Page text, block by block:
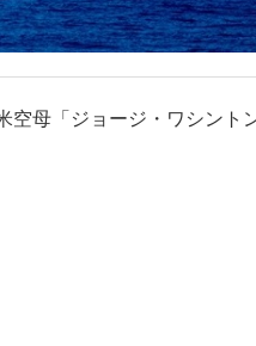
母「ジョージ・ワシント